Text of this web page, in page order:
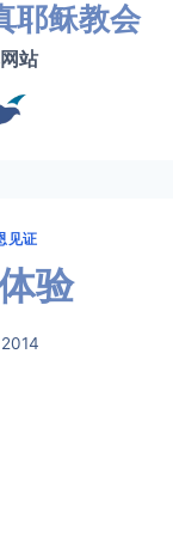
耶稣教会
站
见证
验